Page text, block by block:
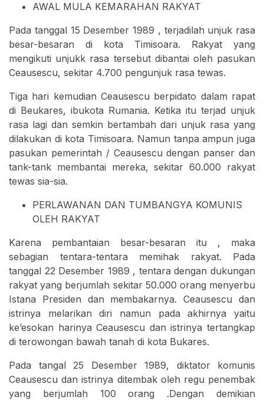
AWAL MULA KEMARAHAN RAKYAT
Pada tanggal 15 Desember 1989 , terjadilah unjuk rasa
besar-besaran di kota Timisoara. Rakyat yang
mengikuti unjukk rasa tersebut dibantai oleh pasukan
Ceausescu, sekitar 4.700 pengunjuk rasa tewas.
Tiga hari kemudian Ceausescu berpidato dalam rapat
di Beukares, ibukota Rumania. Ketika itu terjad unjuk
rasa lagi dan semkin bertambah dari unjuk rasa yang
dilakukan di kota Timisoara. Namun tanpa ampun juga
pasukan pemerintah / Ceausescu dengan panser dan
tank-tank membantai mereka, sekitar 60.000 rakyat
tewas sia-sia.
PERLAWANAN DAN TUMBANGYA KOMUNIS
OLEH RAKYAT
Karena pembantaian besar-besaran itu , maka
sebagian tentara-tentara memihak rakyat. Pada
tanggal 22 Desember 1989 , tentara dengan dukungan
rakyat yang berjumlah sekitar 50.000 orang menyerbu
Istana Presiden dan membakarnya. Ceausescu dan
istrinya melarikan diri namun pada akhirnya yaitu
ke’esokan harinya Ceausescu dan istrinya tertangkap
di terowongan bawah tanah di kota Bukares.
Pada tangal 25 Desember 1989, diktator komunis
Ceausescu dan istrinya ditembak oleh regu penembak
yang berjumlah 100 orang .Dengan demikian